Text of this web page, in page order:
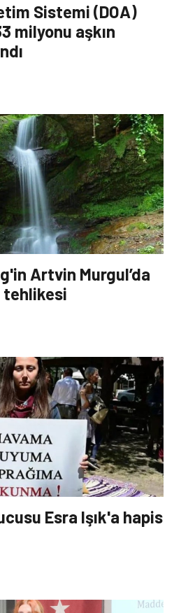
Sistemi (DOA)
milyonu aşkın
Artvin Murgul’da
tehlikesi
Esra Işık'a hapis